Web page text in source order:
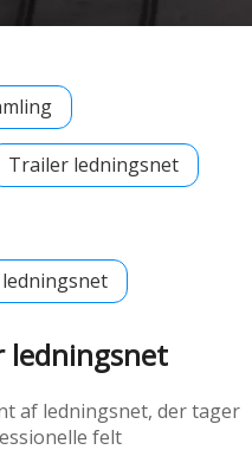
Trailer ledningsnet
ledningsnet
af ledningsnet, der tager
felt